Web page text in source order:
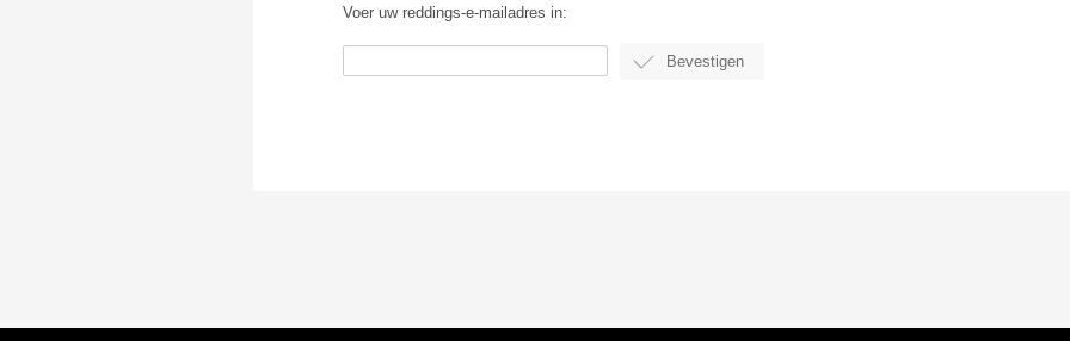
Voer uw reddings-e-mailadres in: